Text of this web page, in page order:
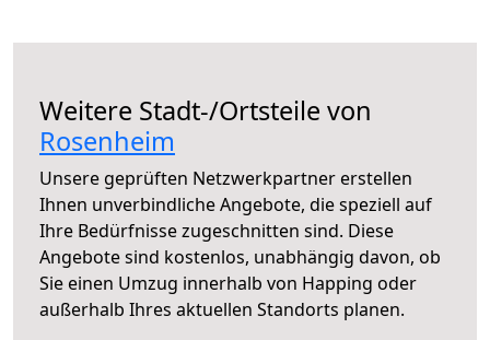
Weitere Stadt-/Ortsteile von
Rosenheim
Unsere geprüften Netzwerkpartner erstellen
Ihnen unverbindliche Angebote, die speziell auf
Ihre Bedürfnisse zugeschnitten sind. Diese
Angebote sind kostenlos, unabhängig davon, ob
Sie einen Umzug innerhalb von Happing oder
außerhalb Ihres aktuellen Standorts planen.